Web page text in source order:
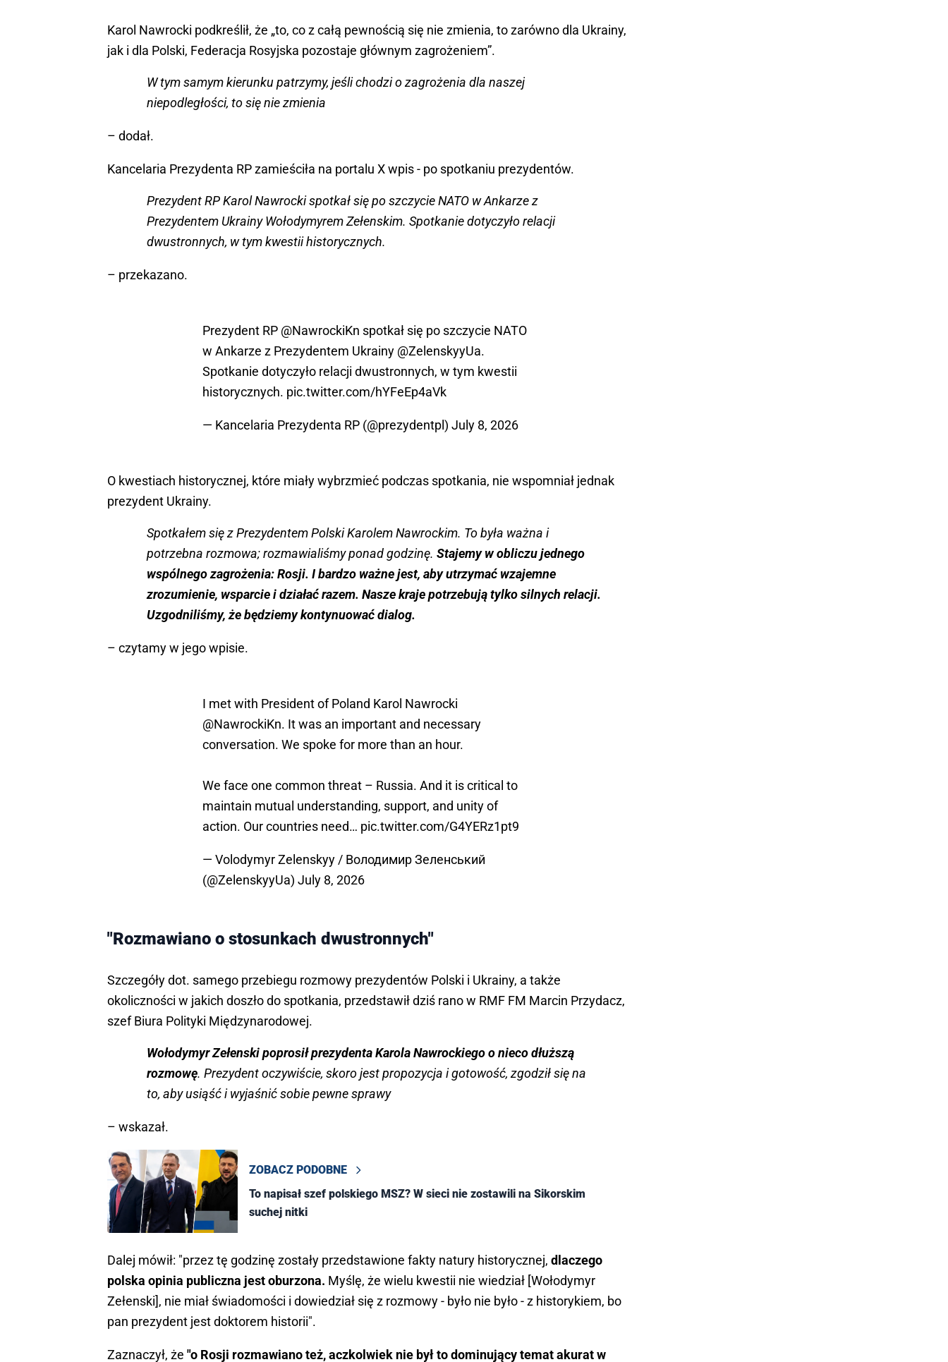
Karol Nawrocki podkreślił, że „to, co z całą pewnością się nie zmienia, to zarówno dla Ukrainy,
jak i dla Polski, Federacja Rosyjska pozostaje głównym zagrożeniem”.
W tym samym kierunku patrzymy, jeśli chodzi o zagrożenia dla naszej
niepodległości, to się nie zmienia
– dodał.
Kancelaria Prezydenta RP zamieściła na portalu X wpis - po spotkaniu prezydentów.
Prezydent RP Karol Nawrocki spotkał się po szczycie NATO w Ankarze z
Prezydentem Ukrainy Wołodymyrem Zełenskim. Spotkanie dotyczyło relacji
dwustronnych, w tym kwestii historycznych.
– przekazano.
Prezydent RP @NawrockiKn spotkał się po szczycie NATO
w Ankarze z Prezydentem Ukrainy @ZelenskyyUa.
Spotkanie dotyczyło relacji dwustronnych, w tym kwestii
historycznych. pic.twitter.com/hYFeEp4aVk
— Kancelaria Prezydenta RP (@prezydentpl) July 8, 2026
O kwestiach historycznej, które miały wybrzmieć podczas spotkania, nie wspomniał jednak
prezydent Ukrainy.
Spotkałem się z Prezydentem Polski Karolem Nawrockim. To była ważna i
potrzebna rozmowa; rozmawialiśmy ponad godzinę. Stajemy w obliczu jednego
wspólnego zagrożenia: Rosji. I bardzo ważne jest, aby utrzymać wzajemne
zrozumienie, wsparcie i działać razem. Nasze kraje potrzebują tylko silnych relacji.
Uzgodniliśmy, że będziemy kontynuować dialog.
– czytamy w jego wpisie.
I met with President of Poland Karol Nawrocki
@NawrockiKn. It was an important and necessary
conversation. We spoke for more than an hour.
We face one common threat – Russia. And it is critical to
maintain mutual understanding, support, and unity of
action. Our countries need… pic.twitter.com/G4YERz1pt9
— Volodymyr Zelenskyy / Володимир Зеленський
(@ZelenskyyUa) July 8, 2026
"Rozmawiano o stosunkach dwustronnych"
Szczegóły dot. samego przebiegu rozmowy prezydentów Polski i Ukrainy, a także
okoliczności w jakich doszło do spotkania, przedstawił dziś rano w RMF FM Marcin Przydacz,
szef Biura Polityki Międzynarodowej.
Wołodymyr Zełenski poprosił prezydenta Karola Nawrockiego o nieco dłuższą
rozmowę. Prezydent oczywiście, skoro jest propozycja i gotowość, zgodził się na
to, aby usiąść i wyjaśnić sobie pewne sprawy
– wskazał.
ZOBACZ PODOBNE
To napisał szef polskiego MSZ? W sieci nie zostawili na Sikorskim
suchej nitki
Dalej mówił: "przez tę godzinę zostały przedstawione fakty natury historycznej, dlaczego
polska opinia publiczna jest oburzona. Myślę, że wielu kwestii nie wiedział [Wołodymyr
Zełenski], nie miał świadomości i dowiedział się z rozmowy - było nie było - z historykiem, bo
pan prezydent jest doktorem historii".
Zaznaczył, że "o Rosji rozmawiano też, aczkolwiek nie był to dominujący temat akurat w